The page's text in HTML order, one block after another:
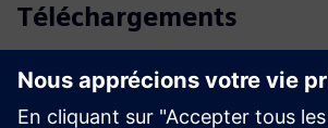
Téléchargements
Brochure SIPROTEC 5 — Transfert haute
de bus